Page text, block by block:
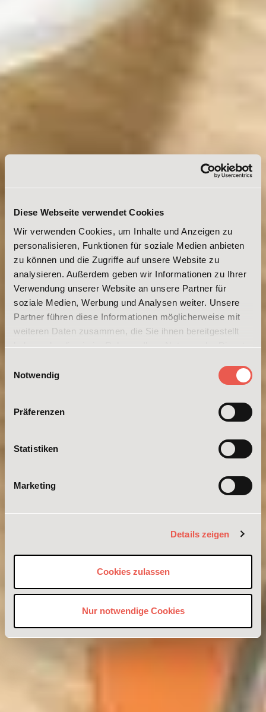
Diese Webseite verwendet Cookies
Wir verwenden Cookies, um Inhalte und Anzeigen zu
personalisieren, Funktionen für soziale Medien anbieten
zu können und die Zugriffe auf unsere Website zu
analysieren. Außerdem geben wir Informationen zu Ihrer
Verwendung unserer Website an unsere Partner für
soziale Medien, Werbung und Analysen weiter. Unsere
Partner führen diese Informationen möglicherweise mit
weiteren Daten zusammen, die Sie ihnen bereitgestellt
haben oder die sie im Rahmen Ihrer Nutzung der Dienste
unsererDatenschutzerklärung Impressum
Notwendig
Präferenzen
Statistiken
Marketing
Details zeigen
Cookies zulassen
Nur notwendige Cookies